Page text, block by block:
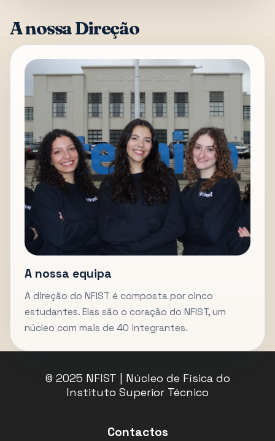
A nossa Direção
A nossa equipa
A direção do NFIST é composta por cinco
estudantes. Elas são o coração do NFIST, um
núcleo com mais de 40 integrantes.
© 2025 NFIST | Núcleo de Física do
Instituto Superior Técnico
Contactos